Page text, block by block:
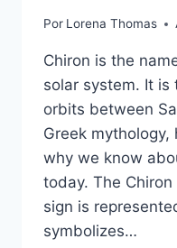
Por Lorena Thomas
Chiron is the
solar system. It
orbits between
Greek mythology,
why we know
today. The
sign is
symbolizes…